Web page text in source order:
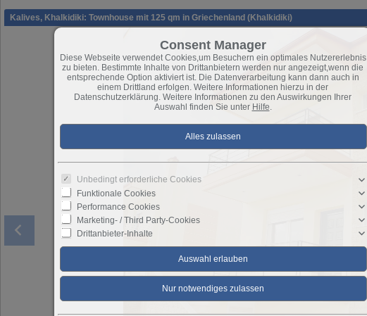
Kalives, Khalkidiki: Townhouse mit 125 qm in Griechenland (Khalkidiki)
Consent Manager
Diese Webseite verwendet Cookies,um Besuchern ein optimales Nutzererlebnis
zu bieten. Bestimmte Inhalte von Drittanbietern werden nur angezeigt,wenn die
entsprechende Option aktiviert ist. Die Datenverarbeitung kann dann auch in
einem Drittland erfolgen. Weitere Informationen hierzu in der
Datenschutzerklärung. Weitere Informationen zu den Auswirkungen Ihrer
Auswahl finden Sie unter Hilfe
Unbedingt erforderliche Cookies
Funktionale Cookies
Performance Cookies
Marketing- / Third Party-Cookies
Drittanbieter-Inhalte